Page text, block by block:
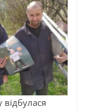
відбулася